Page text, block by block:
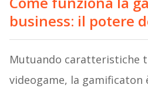
business: il potere
Mutuando caratteristiche
videogame, la